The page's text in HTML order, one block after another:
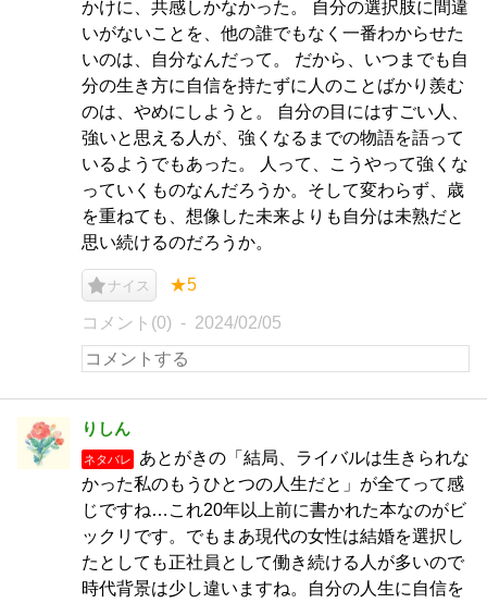
かけに、共感しかなかった。 自分の選択肢に間違
いがないことを、他の誰でもなく一番わからせた
いのは、自分なんだって。 だから、いつまでも自
分の生き方に自信を持たずに人のことばかり羨む
のは、やめにしようと。 自分の目にはすごい人、
強いと思える人が、強くなるまでの物語を語って
いるようでもあった。 人って、こうやって強くな
っていくものなんだろうか。そして変わらず、歳
を重ねても、想像した未来よりも自分は未熟だと
思い続けるのだろうか。
ナイス ★5
コメント(0) 2024/02/05
りしん
ネタバレ
あとがきの「結局、ライバルは生きられな
かった私のもうひとつの人生だと」が全てって感
じですね…これ20年以上前に書かれた本なのがビ
ックリです。でもまあ現代の女性は結婚を選択し
たとしても正社員として働き続ける人が多いので
時代背景は少し違いますね。自分の人生に自信を